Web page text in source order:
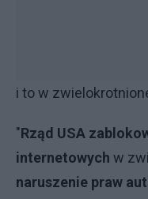
i to w
"Rząd USA
internetowych w
naruszenie praw